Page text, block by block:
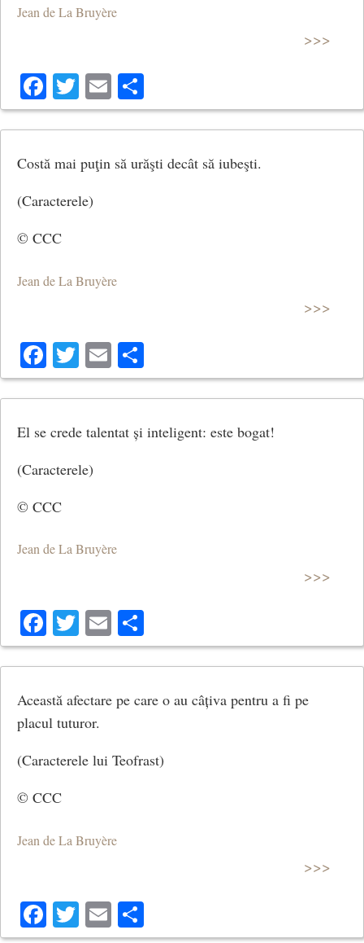
Jean de La Bruyère
>>>
Facebook
Twitter
Email
Costă mai puţin să urăşti decât să iubeşti.
(Caracterele)
© CCC
Jean de La Bruyère
>>>
Facebook
Twitter
Email
El se crede talentat și inteligent: este bogat!
(Caracterele)
© CCC
Jean de La Bruyère
>>>
Facebook
Twitter
Email
Această afectare pe care o au câțiva pentru a fi pe
placul tuturor.
(Caracterele lui Teofrast)
© CCC
Jean de La Bruyère
>>>
Facebook
Twitter
Email